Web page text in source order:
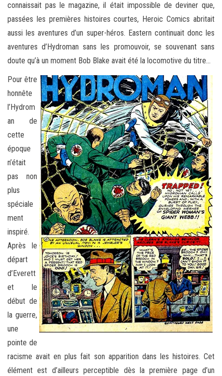
connaissait pas le magazine, il était impossible de deviner que,
passées les premières histoires courtes, Heroic Comics abritait
aussi les aventures d’un super-héros. Eastern continuait donc les
aventures d’Hydroman sans les promouvoir, se souvenant sans
doute qu’à un moment Bob Blake avait été la locomotive du titre…
Pour être
honnête
l’Hydrom
an de
cette
époque
n’était
pas non
plus
spéciale
ment
inspiré.
Après le
départ
d’Everett
et le
début de
la guerre,
une
pointe de
racisme avait en plus fait son apparition dans les histoires. Cet
élément est d’ailleurs perceptible dès la première page d’un